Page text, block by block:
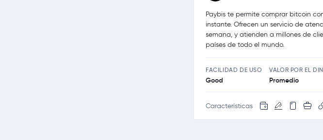
Paybis te permite comprar bitcoin
instante. Ofrecen un servicio de
semana, y atienden a millones de
países de todo el mundo.
FACILIDAD DE USO
Good
VALOR POR EL
Promedio
Características